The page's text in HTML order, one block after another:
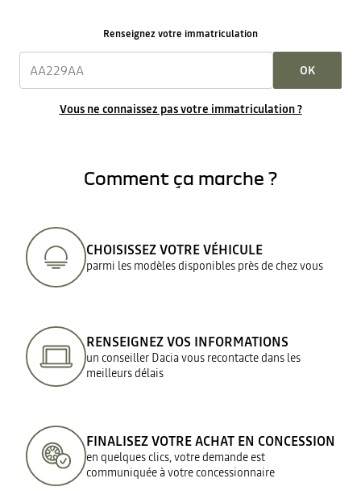
Renseignez votre immatriculation
OK
Vous ne connaissez pas votre immatriculation ?
Comment ça marche ?
CHOISISSEZ VOTRE VÉHICULE
parmi les modèles disponibles près de chez vous
RENSEIGNEZ VOS INFORMATIONS
un conseiller Dacia vous recontacte dans les
meilleurs délais
FINALISEZ VOTRE ACHAT EN CONCESSION
en quelques clics, votre demande est
communiquée à votre concessionnaire